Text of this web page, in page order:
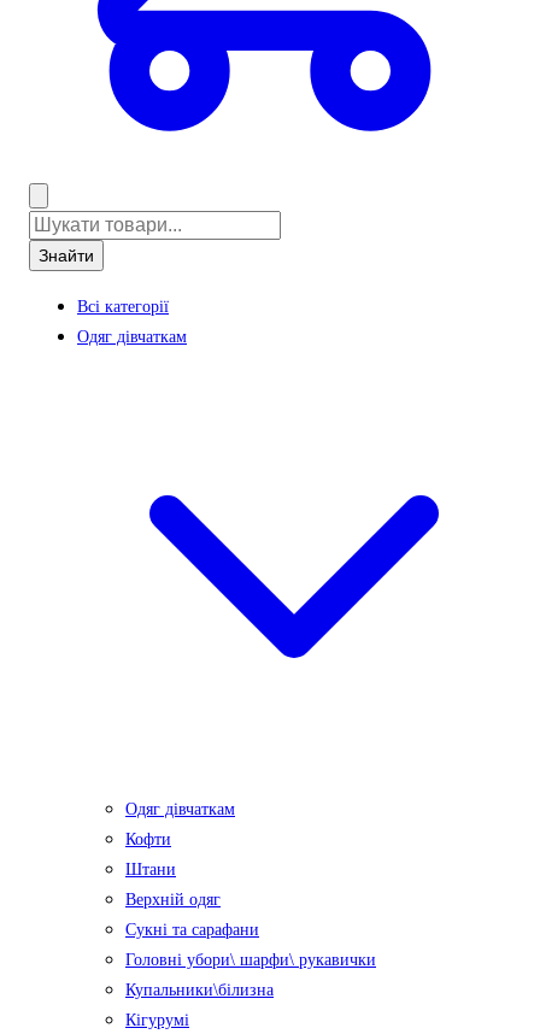
Знайти
Всі категорії
Одяг дівчаткам
Одяг дівчаткам
Кофти
Штани
Верхній одяг
Сукні та сарафани
Головні убори\ шарфи\ рукавички
Купальники\білизна
Кігурумі